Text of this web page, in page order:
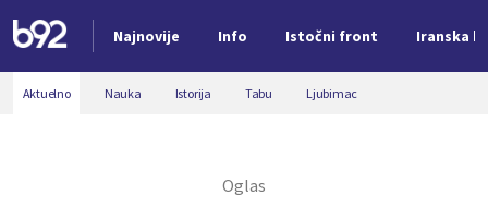
Najnovije Info Istočni front Iranska
Nova vest
Aktuelno Nauka Istorija Tabu Ljubimac